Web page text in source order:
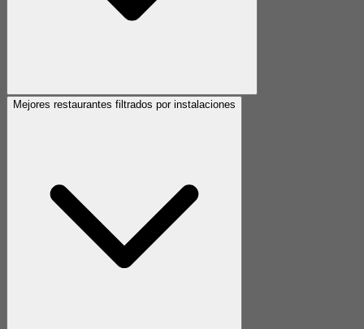
Mejores restaurantes filtrados por instalaciones